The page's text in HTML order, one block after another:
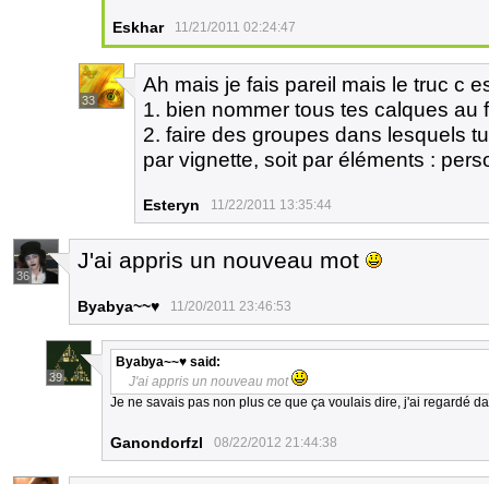
Eskhar 11/21/2011 02:24:47
33
Ah mais je fais pareil mais le truc c
1. bien nommer tous tes calques au
2. faire des groupes dans lesquels
par vignette, soit par éléments :
Esteryn 11/22/2011 13:35:44
36
J'ai appris un nouveau mot
Byabya~~♥ 11/20/2011 23:46:53
39
Byabya~~♥ said:
J'ai appris un nouveau mot
Je ne savais pas non plus ce que ça voulais dire, j'ai regardé
Ganondorfzl 08/22/2012 21:44:38